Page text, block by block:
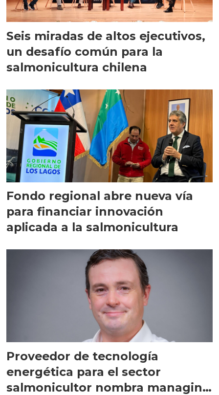
Seis miradas de altos ejecutivos,
un desafío común para la
salmonicultura chilena
Fondo regional abre nueva vía
para financiar innovación
aplicada a la salmonicultura
Proveedor de tecnología
energética para el sector
salmonicultor nombra managing